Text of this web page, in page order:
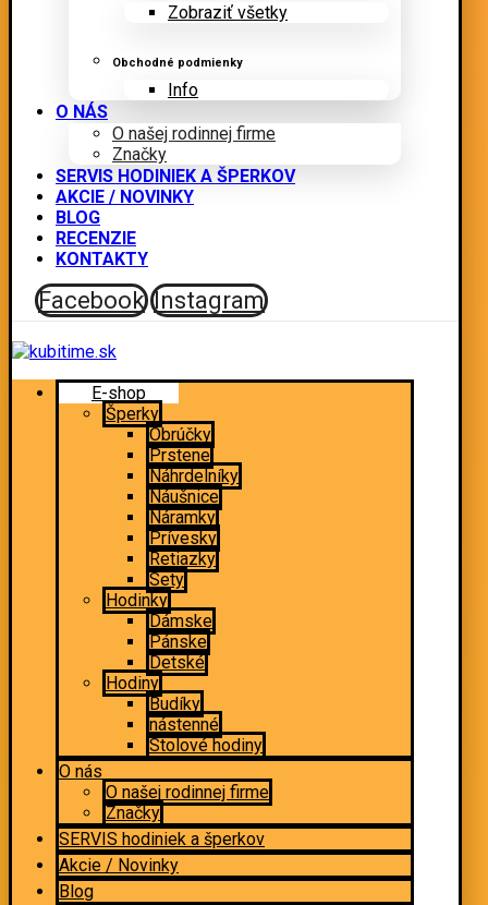
Zobraziť všetky
Obchodné podmienky
Info
O NÁS
O našej rodinnej firme
Značky
SERVIS HODINIEK A ŠPERKOV
AKCIE / NOVINKY
BLOG
RECENZIE
KONTAKTY
Facebook Instagram
E-shop
Šperky
Obrúčky
Prstene
Náhrdelníky
Náušnice
Náramky
Prívesky
Retiazky
Sety
Hodinky
Dámske
Pánske
Detské
Hodiny
Budíky
nástenné
Stolové hodiny
O nás
O našej rodinnej firme
Značky
SERVIS hodiniek a šperkov
Akcie / Novinky
Blog